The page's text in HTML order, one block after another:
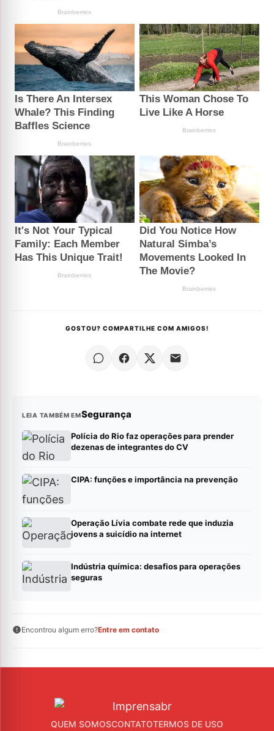
GOSTOU? COMPARTILHE COM AMIGOS!
LEIA TAMBÉM EMSegurança
Polícia do Rio faz operações para prender
dezenas de integrantes do CV
CIPA: funções e importância na prevenção
Operação Lívia combate rede que induzia
jovens a suicídio na internet
Indústria química: desafios para operações
seguras
Encontrou algum erro?Entre em contato
QUEM SOMOSCONTATOTERMOS DE USO